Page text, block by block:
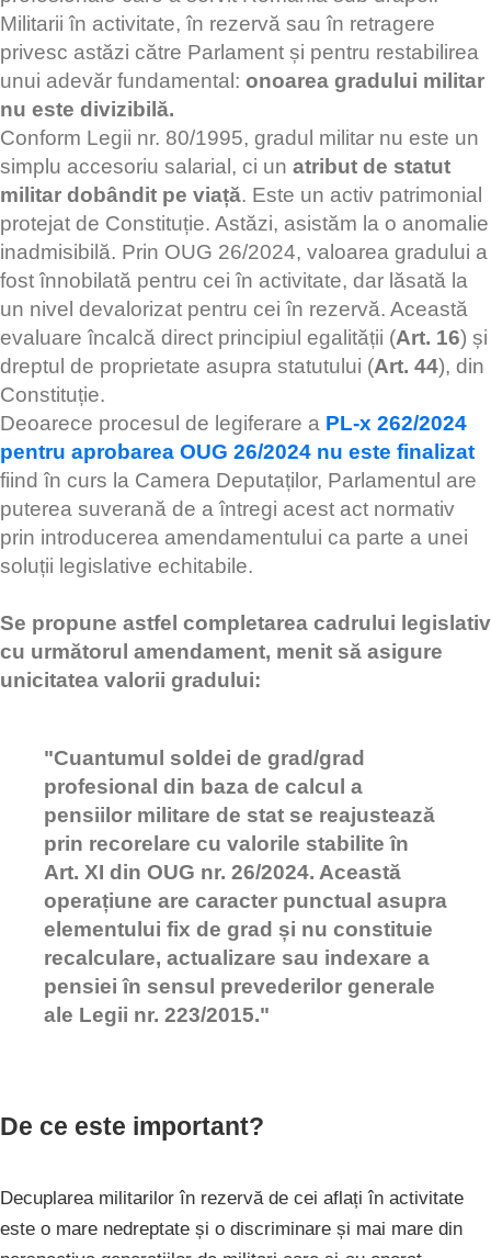
Militarii în activitate, în rezervă sau în retragere
privesc astăzi către Parlament și pentru restabilirea
unui adevăr fundamental: onoarea gradului militar
nu este divizibilă.
Conform Legii nr. 80/1995, gradul militar nu este un
simplu accesoriu salarial, ci un atribut de statut
militar dobândit pe viață. Este un activ patrimonial
protejat de Constituție. Astăzi, asistăm la o anomalie
inadmisibilă. Prin OUG 26/2024, valoarea gradului a
fost înnobilată pentru cei în activitate, dar lăsată la
un nivel devalorizat pentru cei în rezervă. Această
evaluare încalcă direct principiul egalității (Art. 16) și
dreptul de proprietate asupra statutului (Art. 44), din
Constituție.
Deoarece procesul de legiferare a PL-x 262/2024
pentru aprobarea OUG 26/2024 nu este finalizat
fiind în curs la Camera Deputaților, Parlamentul are
puterea suverană de a întregi acest act normativ
prin introducerea amendamentului ca parte a unei
soluții legislative echitabile.
Se propune astfel completarea cadrului legislativ
cu următorul amendament, menit să asigure
unicitatea valorii gradului:
"Cuantumul soldei de grad/grad
profesional din baza de calcul a
pensiilor militare de stat se reajustează
prin recorelare cu valorile stabilite în
Art. XI din OUG nr. 26/2024. Această
operațiune are caracter punctual asupra
elementului fix de grad și nu constituie
recalculare, actualizare sau indexare a
pensiei în sensul prevederilor generale
ale Legii nr. 223/2015."
De ce este important?
Decuplarea militarilor în rezervă de cei aflați în activitate
este o mare nedreptate și o discriminare și mai mare din